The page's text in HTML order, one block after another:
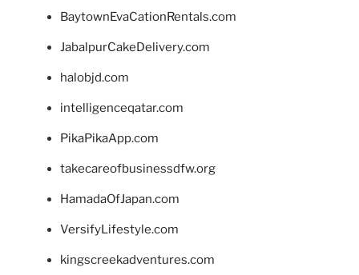
BaytownEvaCationRentals.com
JabalpurCakeDelivery.com
halobjd.com
intelligenceqatar.com
PikaPikaApp.com
takecareofbusinessdfw.org
HamadaOfJapan.com
VersifyLifestyle.com
kingscreekadventures.com